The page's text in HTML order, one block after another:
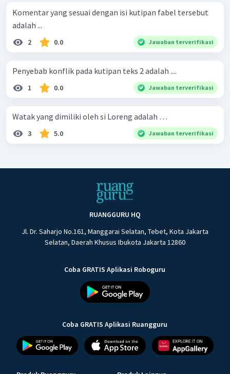
Komentar yang sesuai dengan isi kutipan fabel tersebut
adalah ...
2 0.0 Jawaban terverifikasi
Penyebab konflik pada kutipan teks 2 adalah ....
1 0.0 Jawaban terverifikasi
Watak yang dimiliki oleh si Loreng adalah …
3 5.0 Jawaban terverifikasi
RUANGGURU HQ
Jl. Dr. Saharjo No.161, Manggarai Selatan, Tebet, Kota Jakarta
Selatan, Daerah Khusus Ibukota Jakarta 12860
Coba GRATIS Aplikasi Roboguru
Coba GRATIS Aplikasi Ruangguru